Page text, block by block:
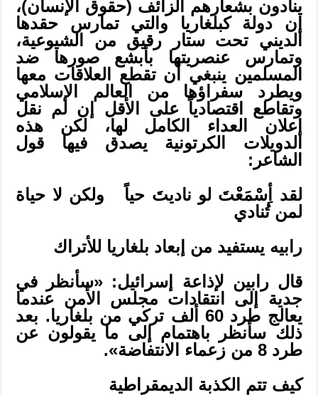
ينادون بشعارهم الزائف (حقوق الإنسان)،
إن دولة كبلغاريا والتي تمارس حقدها
الديني تحت ستار رقيق من الشيوعية،
وتمارس عنصريتها بأبشع صورها ضد
المسلمين ينبغي أن تقطع العلاقات معها
ويطرد سفراؤها من العالم الإسلامي
وتقاطع اقتصادياً على الأقل إن لم نقل
إعلان العداء الكامل لها، لكن هذه
الدويلات الكرتونية يصدق فيها قول
الشاعر:
لقد أِسْمَعْتَ لو ناديتَ حياً ولكن لا حياة
لمن تُنادي
رابيه يستفيد من إبعاد بلغاريا للأتراك
قال رابين لإذاعة إسرائيل: «سأنظر في
جدية إلى انتقادات مجلس الأمن عندما
يعالج طرد 60 ألف تركي من بلغاريا. بعد
ذلك سأنظر باهتمام إلى ما يقولون عن
طرد 8 من زعماء الانتفاضة».
كيف تتم الكذبة الديمقراطية